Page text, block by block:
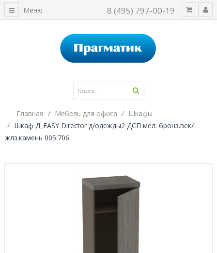
8 (495) 797-00-19
Меню
Главная Мебель для офиса
Шкафы
Шкаф Д_EASY Director д/одежды2 ДСП мел. бронз.век/
жлз.камень 005.706